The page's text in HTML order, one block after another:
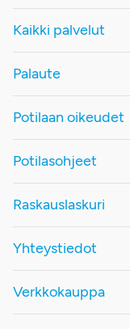
Kaikki palvelut
Palaute
Potilaan oikeudet
Potilasohjeet
Raskauslaskuri
Yhteystiedot
Verkkokauppa